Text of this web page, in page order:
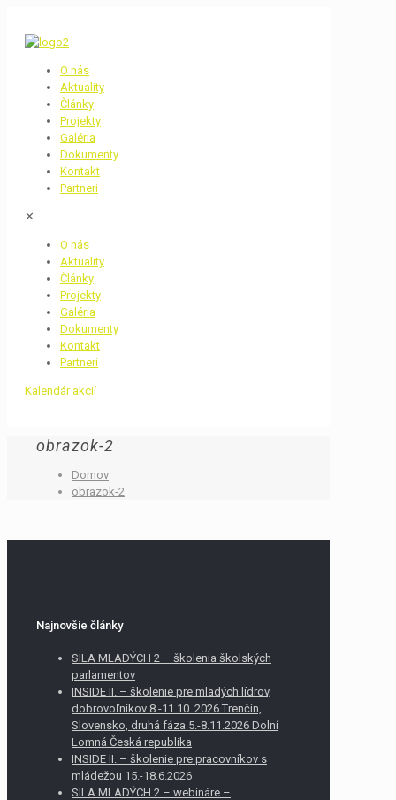
O nás
Aktuality
Články
Projekty
Galéria
Dokumenty
Kontakt
Partneri
✕
O nás
Aktuality
Články
Projekty
Galéria
Dokumenty
Kontakt
Partneri
Kalendár akcií
obrazok-2
Domov
obrazok-2
Najnovšie články
SILA MLADÝCH 2 – školenia školských
parlamentov
INSIDE II. – školenie pre mladých lídrov,
dobrovoľníkov 8.-11.10. 2026 Trenčín,
Slovensko, druhá fáza 5.-8.11.2026 Dolní
Lomná Česká republika
INSIDE II. – školenie pre pracovníkov s
mládežou 15.-18.6.2026
SILA MLADÝCH 2 – webináre –